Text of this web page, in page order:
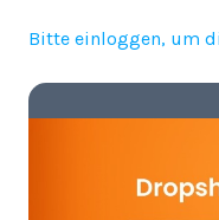
Bitte einloggen, um